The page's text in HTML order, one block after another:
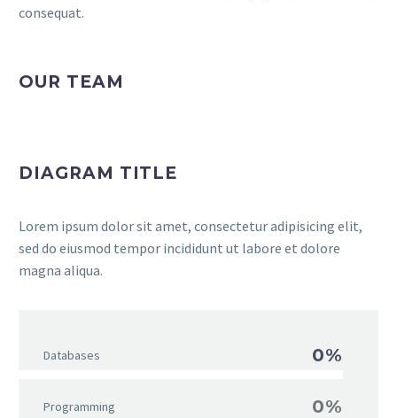
consequat.
OUR TEAM
DIAGRAM TITLE
Lorem ipsum dolor sit amet, consectetur adipisicing elit,
sed do eiusmod tempor incididunt ut labore et dolore
magna aliqua.
Databases 0%
Programming 0%